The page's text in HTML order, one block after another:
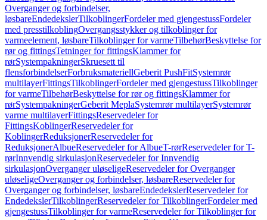
Overganger og forbindelser,
løsbareEndedekslerTilkoblingerFordeler med gjengestussFordeler
med presstilkoblingOvergangsstykker og tilkoblinger for
varmeelement, løsbareTilkoblinger for varmeTilbehørBeskyttelse for
rør og fittingsTetninger for fittingsKlammer for
rørSystempakningerSkruesett til
flensforbindelserForbruksmateriellGeberit PushFitSystemrør
multilayerFittingsTilkoblingerFordeler med gjengestussTilkoblinger
for varmeTilbehørBeskyttelse for rør og fittingsKlammer for
rørSystempakningerGeberit MeplaSystemrør multilayerSystemrør
varme multilayerFittingsReservedeler for
FittingsKoblingerReservedeler for
KoblingerReduksjonerReservedeler for
ReduksjonerAlbueReservedeler for AlbueT-rørReservedeler for T-
rørInnvendig sirkulasjonReservedeler for Innvendig
sirkulasjonOverganger uløseligeReservedeler for Overganger
uløseligeOverganger og forbindelser, løsbareReservedeler for
Overganger og forbindelser, løsbareEndedekslerReservedeler for
EndedekslerTilkoblingerReservedeler for TilkoblingerFordeler med
gjengestussTilkoblinger for varmeReservedeler for Tilkoblinger for